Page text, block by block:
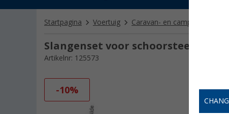
Startpagina Voertuig Caravan- en camper reiniging
Slangenset voor schoorsteen 1,45/
Artikelnr: 125573
-10%